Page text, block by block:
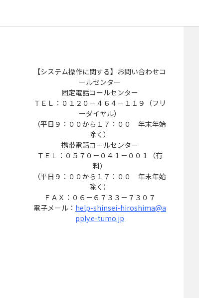
【システム操作に関する】お問い合わせコ
ールセンター
固定電話コールセンター
ＴＥＬ：０１２０－４６４－１１９（フリ
ーダイヤル）
（平日９：００から１７：００ 年末年始
除く）
携帯電話コールセンター
ＴＥＬ：０５７０－０４１－００１（有
料）
（平日９：００から１７：００ 年末年始
除く）
ＦＡＸ：０６－６７３３－７３０７
電子メール： help-shinsei-hiroshima@a
pply.e-tumo.jp